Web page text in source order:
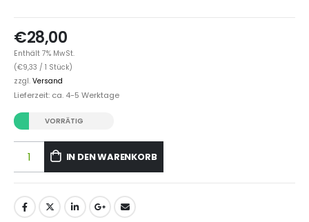
€28,00
Enthält 7% MwSt.
(€9,33 / 1 Stück)
zzgl. Versand
Lieferzeit: ca. 4-5 Werktage
VORRÄTIG
IN DEN WARENKORB